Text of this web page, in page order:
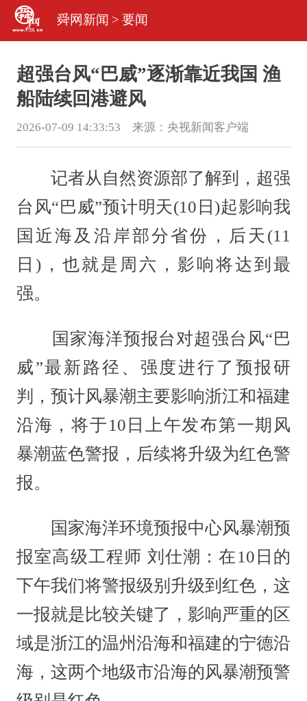
舜网新闻 > 要闻
超强台风“巴威”逐渐靠近我国 渔
船陆续回港避风
2026-07-09 14:33:53 来源： 央视新闻客户端
记者从自然资源部了解到，超强
台风“巴威”预计明天(10日)起影响我
国近海及沿岸部分省份，后天(11
日)，也就是周六，影响将达到最
强。
国家海洋预报台对超强台风“巴
威”最新路径、强度进行了预报研
判，预计风暴潮主要影响浙江和福建
沿海，将于10日上午发布第一期风
暴潮蓝色警报，后续将升级为红色警
报。
国家海洋环境预报中心风暴潮预
报室高级工程师 刘仕潮：在10日的
下午我们将警报级别升级到红色，这
一报就是比较关键了，影响严重的区
域是浙江的温州沿海和福建的宁德沿
海，这两个地级市沿海的风暴潮预警